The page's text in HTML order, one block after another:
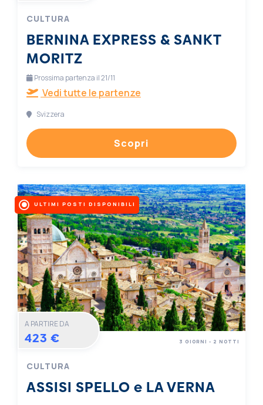
CULTURA
BERNINA EXPRESS & SANKT
MORITZ
Prossima partenza il 21/11
Vedi tutte le partenze
Svizzera
Scopri
ULTIMI POSTI DISPONIBILI
A PARTIRE DA
423 €
CULTURA
ASSISI SPELLO e LA VERNA
3 GIORNI - 2 NOTTI